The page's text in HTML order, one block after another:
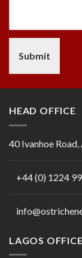
Submit
HEAD OFFICE
40 Ivanhoe
+44 (0) 1224
LAGOS OFFICE